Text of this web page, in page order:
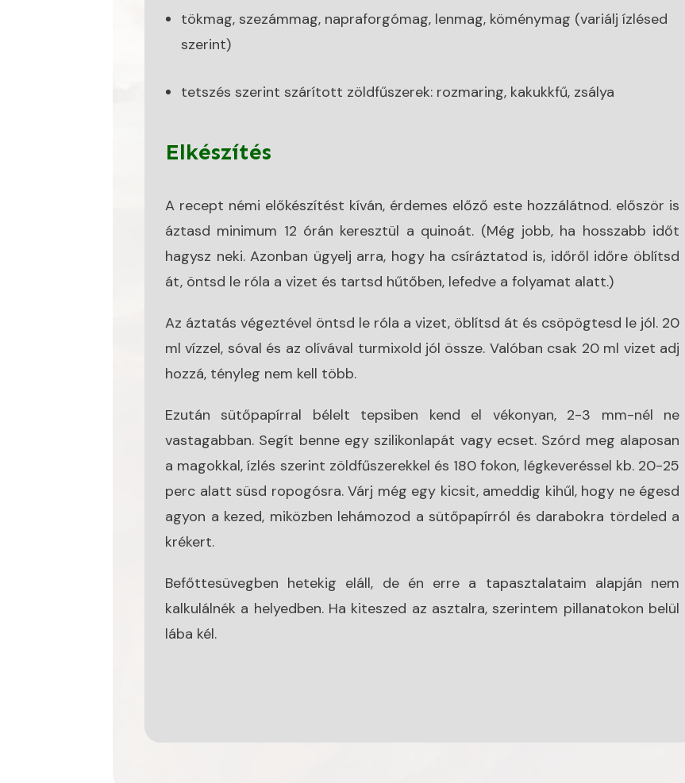
tökmag, szezámmag, napraforgómag, lenmag, köménymag (variálj ízlésed
szerint)
tetszés szerint szárított zöldfűszerek: rozmaring, kakukkfű, zsálya
Elkészítés
A recept némi előkészítést kíván, érdemes előző este hozzálátnod. először is
áztasd minimum 12 órán keresztül a quinoát. (Még jobb, ha hosszabb időt
hagysz neki. Azonban ügyelj arra, hogy ha csíráztatod is, időről időre öblítsd
át, öntsd le róla a vizet és tartsd hűtőben, lefedve a folyamat alatt.)
Az áztatás végeztével öntsd le róla a vizet, öblítsd át és csöpögtesd le jól. 20
ml vízzel, sóval és az olívával turmixold jól össze. Valóban csak 20 ml vizet adj
hozzá, tényleg nem kell több.
Ezután sütőpapírral bélelt tepsiben kend el vékonyan, 2-3 mm-nél ne
vastagabban. Segít benne egy szilikonlapát vagy ecset. Szórd meg alaposan
a magokkal, ízlés szerint zöldfűszerekkel és 180 fokon, légkeveréssel kb. 20-25
perc alatt süsd ropogósra. Várj még egy kicsit, ameddig kihűl, hogy ne égesd
agyon a kezed, miközben lehámozod a sütőpapírról és darabokra tördeled a
krékert.
Befőttesüvegben hetekig eláll, de én erre a tapasztalataim alapján nem
kalkulálnék a helyedben. Ha kiteszed az asztalra, szerintem pillanatokon belül
lába kél.